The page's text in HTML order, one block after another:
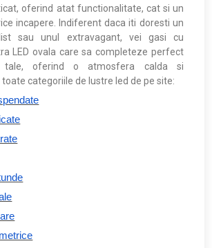
oferind atat functionalitate, cat si un
incapere. Indiferent daca iti doresti un
sau unul extravagant, vei gasi cu
LED ovala care sa completeze perfect
tale, oferind o atmosfera calda si
categoriile de lustre led de pe site: